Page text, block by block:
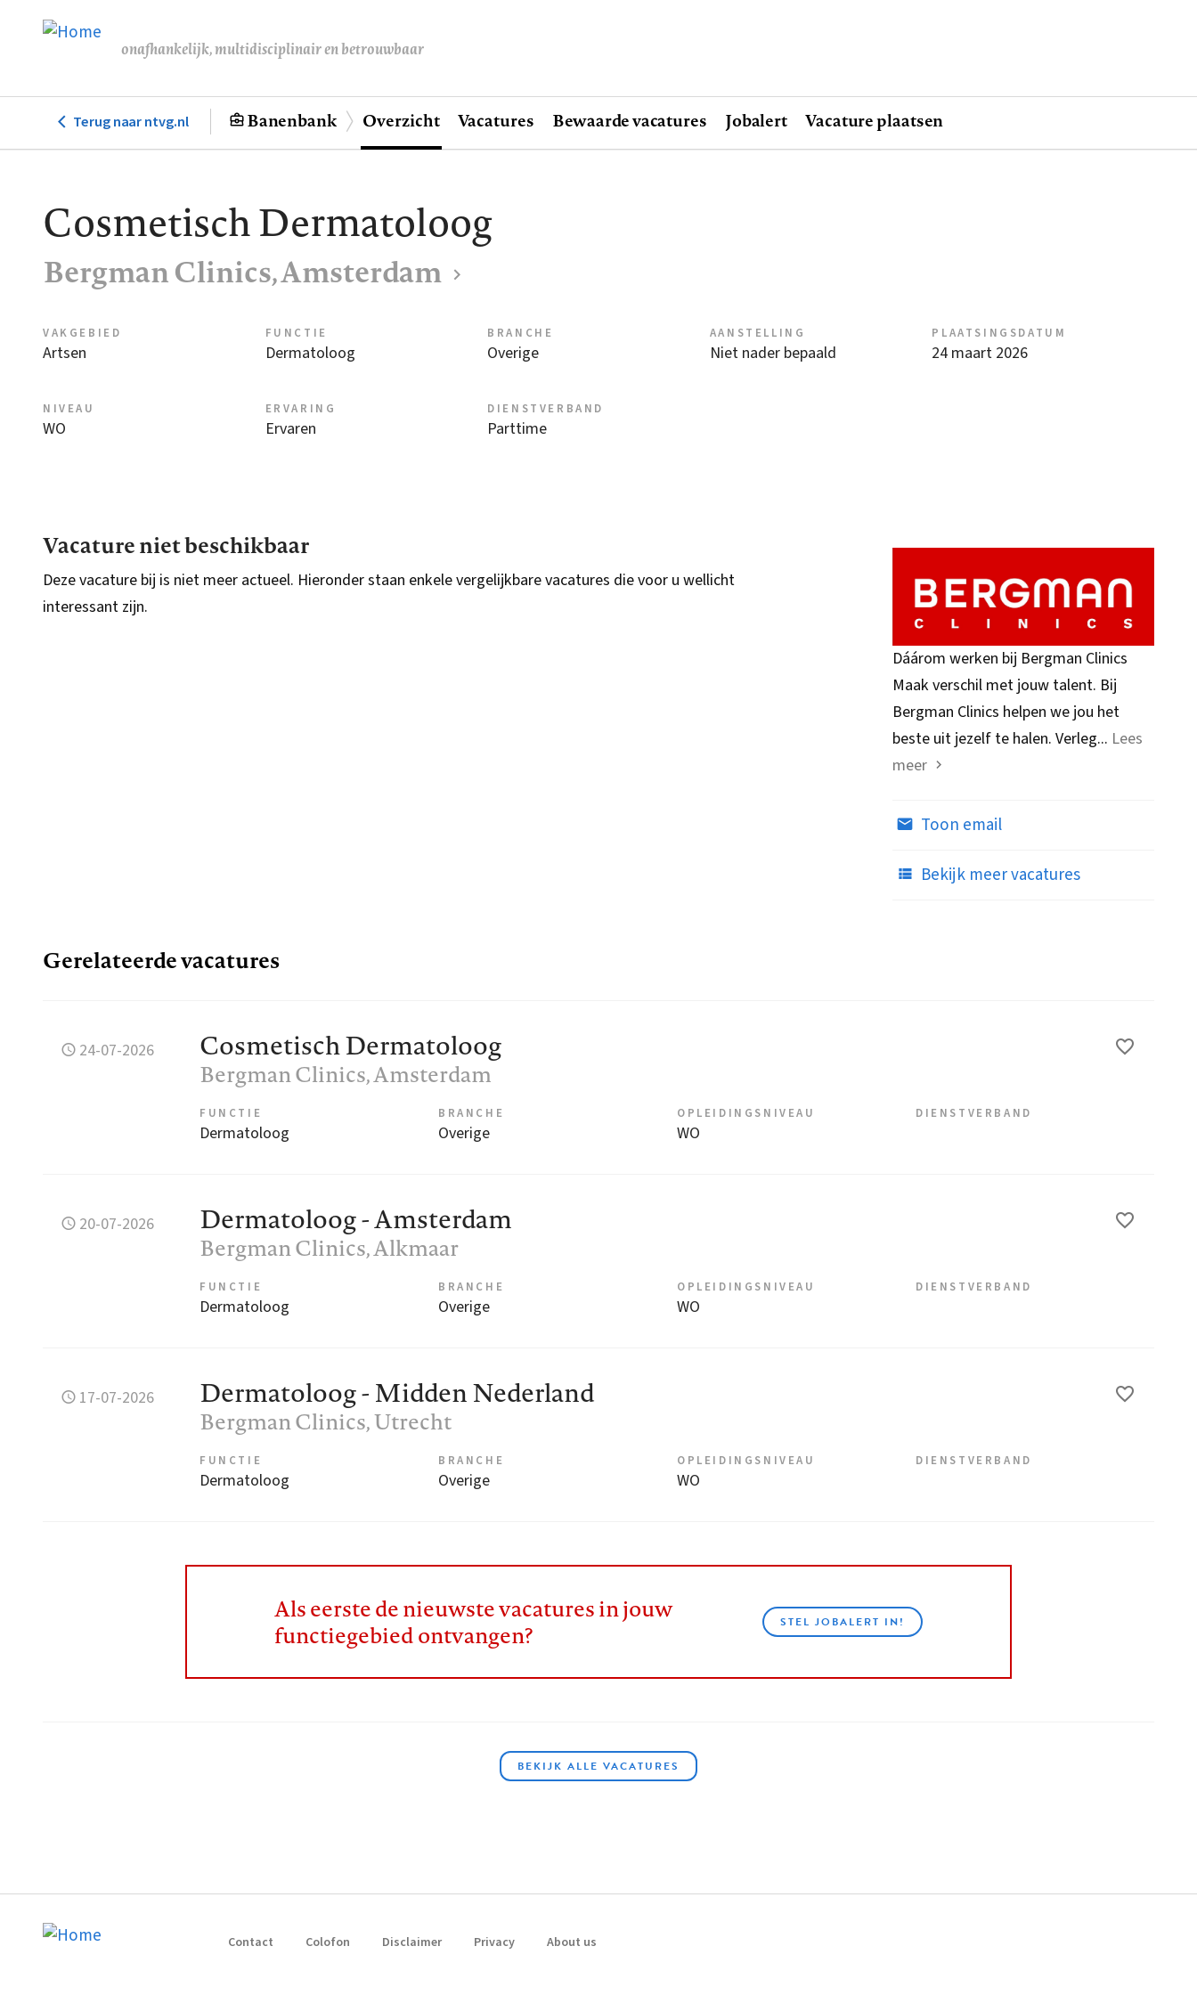
de
onafhankelijk, multidisciplinair en betrouwbaar
Hoofdnavigatie
Terug naar ntvg.nl Banenbank Overzicht Vacatures Bewaarde vacatures Jobalert Vacature plaatsen
Cosmetisch Dermatoloog
Bergman Clinics, Amsterdam
VAKGEBIED
Artsen
FUNCTIE
Dermatoloog
BRANCHE
Overige
AANSTELLING
Niet nader bepaald
PLAATSINGSDATUM
24 maart 2026
NIVEAU
WO
ERVARING
Ervaren
DIENSTVERBAND
Parttime
Vacature niet beschikbaar
Deze vacature bij is niet meer actueel. Hieronder staan enkele vergelijkbare vacatures die voor u wellicht
interessant zijn.
Dáárom werken bij Bergman Clinics
Maak verschil met jouw talent. Bij
Bergman Clinics helpen we jou het
beste uit jezelf te halen. Verleg... Lees
meer
Toon email
Bekijk meer vacatures
Gerelateerde vacatures
24-07-2026 Cosmetisch Dermatoloog
Bergman Clinics, Amsterdam
FUNCTIE
Dermatoloog
BRANCHE
Overige
OPLEIDINGSNIVEAU
WO
DIENSTVERBAND
20-07-2026 Dermatoloog - Amsterdam
Bergman Clinics, Alkmaar
FUNCTIE
Dermatoloog
BRANCHE
Overige
OPLEIDINGSNIVEAU
WO
DIENSTVERBAND
17-07-2026 Dermatoloog - Midden Nederland
Bergman Clinics, Utrecht
FUNCTIE
Dermatoloog
BRANCHE
Overige
OPLEIDINGSNIVEAU
WO
DIENSTVERBAND
Als eerste de nieuwste vacatures in jouw
functiegebied ontvangen?
STEL JOBALERT IN!
BEKIJK ALLE VACATURES
Contact Colofon Disclaimer Privacy About us